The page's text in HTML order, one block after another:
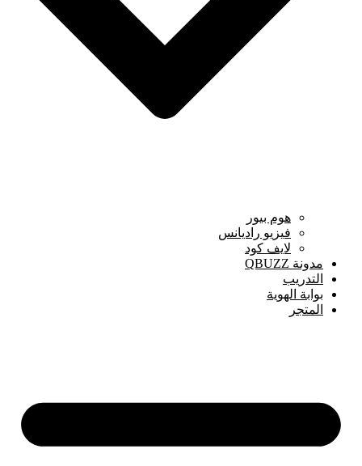
هوم بيور
فيزيو راديانس
لايف كود
مدونة QBUZZ
التدريب
بوابة الهوية
المتجر